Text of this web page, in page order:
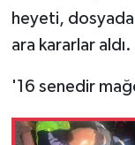
heyeti,
ara kararlar aldı.
'16 senedir
Sağlık
SPOR